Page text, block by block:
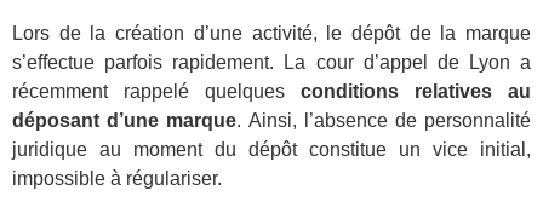
Lors de la création d’une activité, le dépôt de la marque
s’effectue parfois rapidement. La cour d’appel de Lyon a
récemment rappelé quelques conditions relatives au
déposant d’une marque. Ainsi, l’absence de personnalité
juridique au moment du dépôt constitue un vice initial,
impossible à régulariser.